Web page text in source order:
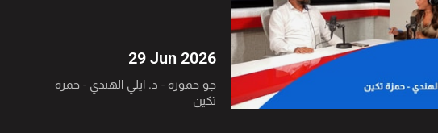
29 Jun 2026
جو حمورة - د. ايلي الهندي - حمزة
تكين